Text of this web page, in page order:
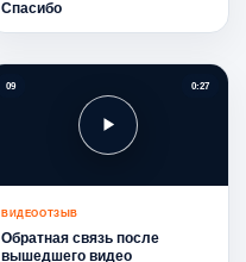
Спасибо
09 0:27
ВИДЕООТЗЫВ
Обратная связь после
вышедшего видео